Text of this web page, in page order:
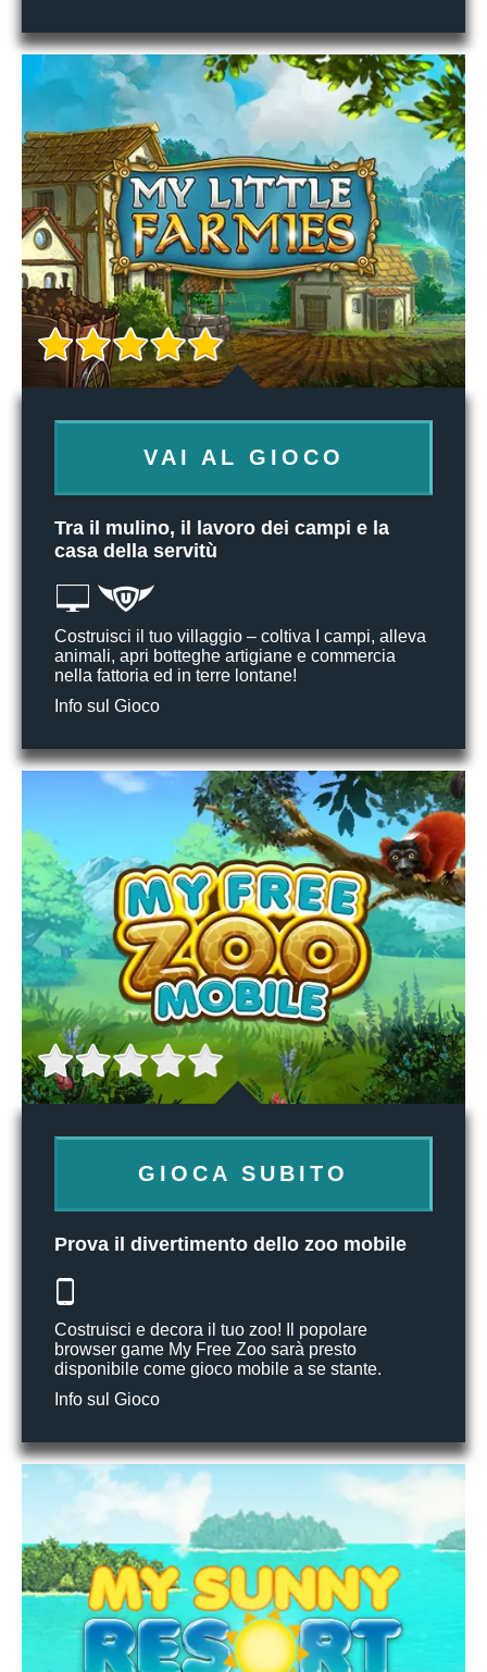
VAI AL GIOCO
Tra il mulino, il lavoro dei campi e la
casa della servitù
Costruisci il tuo villaggio – coltiva I campi, alleva
animali, apri botteghe artigiane e commercia
nella fattoria ed in terre lontane!
Info sul Gioco
GIOCA SUBITO
Prova il divertimento dello zoo mobile
Costruisci e decora il tuo zoo! Il popolare
browser game My Free Zoo sarà presto
disponibile come gioco mobile a se stante.
Info sul Gioco